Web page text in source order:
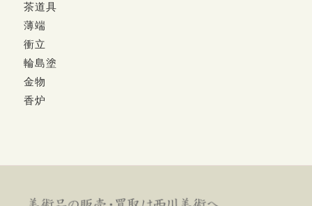
茶道具
薄端
衝立
輪島塗
金物
香炉